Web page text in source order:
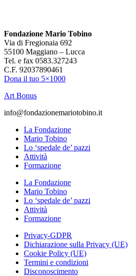
Fondazione Mario Tobino
Via di Fregionaia 692
55100 Maggiano – Lucca
Tel. e fax 0583.327243
C.F. 92037890461
Dona il tuo 5×1000
Art Bonus
info@fondazionemariotobino.it
La Fondazione
Mario Tobino
Lo ‘spedale de’ pazzi
Attività
Formazione
La Fondazione
Mario Tobino
Lo ‘spedale de’ pazzi
Attività
Formazione
Privacy-GDPR
Dichiarazione sulla Privacy (UE)
Cookie Policy (UE)
Termini e condizioni
Disconoscimento